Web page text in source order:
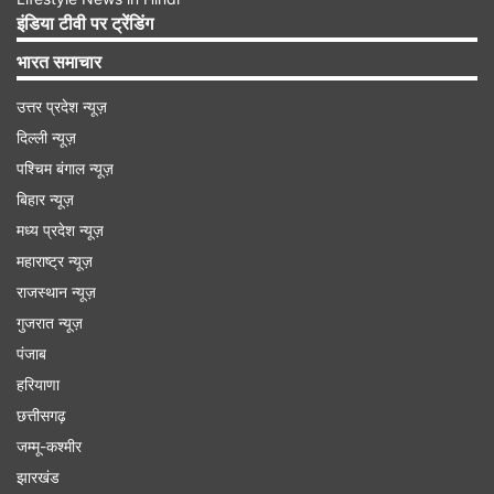
सलीम कुमार की मौत की वजह
राष्ट्रीय पुरस्कार विजेता मलयालम एक्टर सलीम कुमार का
इंडिया टीवी पर ट्रेंडिंग
भारत समाचार
उत्तर प्रदेश न्यूज़
दिल्ली न्यूज़
पश्चिम बंगाल न्यूज़
बिहार न्यूज़
मध्य प्रदेश न्यूज़
महाराष्ट्र न्यूज़
राजस्थान न्यूज़
गुजरात न्यूज़
पंजाब
हरियाणा
छत्तीसगढ़
जम्मू-कश्मीर
झारखंड